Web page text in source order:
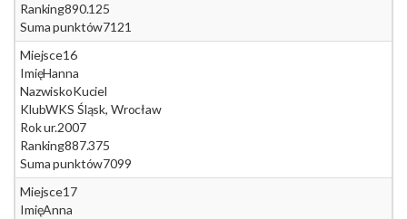
Ranking890.125
Suma punktów7121
Miejsce16
ImięHanna
NazwiskoKuciel
KlubWKS Śląsk, Wrocław
Rok ur.2007
Ranking887.375
Suma punktów7099
Miejsce17
ImięAnna